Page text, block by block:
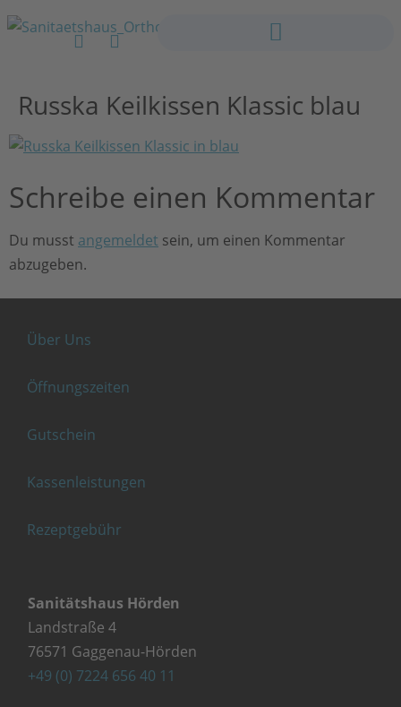
Russka Keilkissen Klassic blau
Schreibe einen Kommentar
Du musst angemeldet sein, um einen Kommentar
abzugeben.
Über Uns
Öffnungszeiten
Gutschein
Kassenleistungen
Rezeptgebühr
Sanitätshaus Hörden
Landstraße 4
76571 Gaggenau-Hörden
+49 (0) 7224 656 40 11